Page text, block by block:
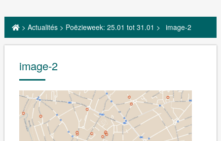
> Actualités> Poëzieweek: 25.01 tot 31.01 > image-2
image-2